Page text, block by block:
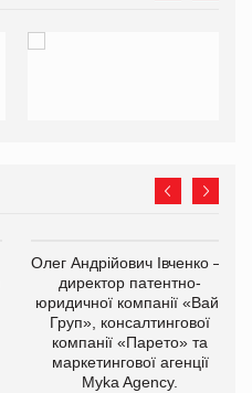
Олег Андрійович Івченко —
директор патентно-
юридичної компанії «Вайз
Груп», консалтингової
компанії «Парето» та
маркетингової агенції
Myka Agency.